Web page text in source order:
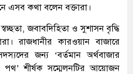
এসব কথা বলেন বক্তারা।
জবাবদিহিতা ও সুশাসন বৃদ্ধি
রাজধানীর কারওয়ান বাজারে
জন্য ‘বর্তমান অর্থবাজার
পথ’ শীর্ষক সম্মেলনটির আয়োজন